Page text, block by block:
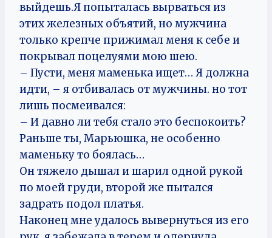
выйдешь.Я попыталась вырваться из
этих железных объятий, но мужчина
только крепче прижимал меня к себе и
покрывал поцелуями мою шею.
– Пусти, меня маменька ищет… Я должна
идти, – я отбивалась от мужчины. но тот
лишь посмеивался:
– И давно ли тебя стало это беспокоить?
Раньше ты, Марьюшка, не особенно
маменьку то боялась…
Он тяжело дышал и шарил одной рукой
по моей груди, второй же пытался
задрать подол платья.
Наконец мне удалось вывернуться из его